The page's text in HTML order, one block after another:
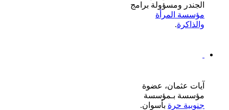
الجندر ومسؤولة برامج
مؤسسة المرأة
والذاكرة.
آيات عثمان، عضوة
مؤسسة بـمؤسسة
جنوبية حرة بأسوان.